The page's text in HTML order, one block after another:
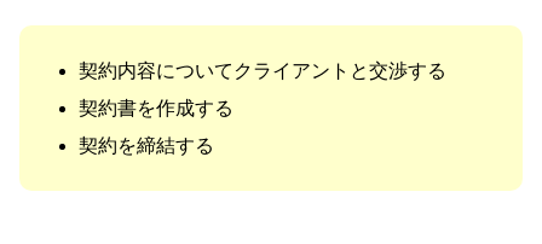
契約内容についてクライアントと交渉する
契約書を作成する
契約を締結する